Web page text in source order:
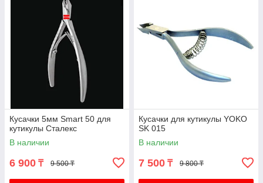
Кусачки 5мм Smart 50 для
кутикулы Сталекс
В наличии
6 900 ₸ 9 500 ₸
Кусачки для кутикулы YOKO
SK 015
В наличии
7 500 ₸ 9 800 ₸